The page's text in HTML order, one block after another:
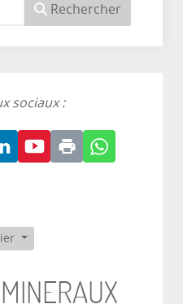
Rechercher
sociaux :